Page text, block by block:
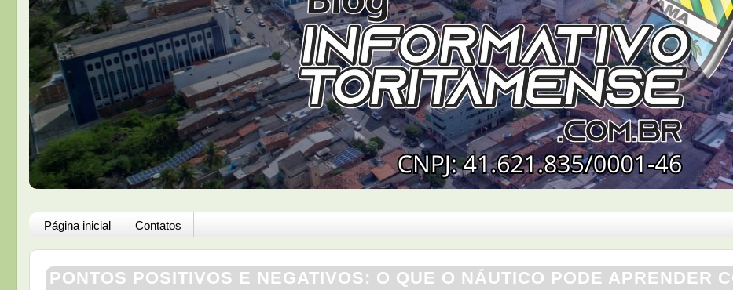
Página inicial Contatos
PONTOS POSITIVOS E NEGATIVOS: O QUE O NÁUTICO PODE APRENDER